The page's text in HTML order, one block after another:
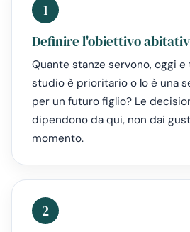
1
Definire l'obiettivo
Quante stanze servono, oggi
studio è prioritario o lo è una
per un futuro figlio? Le
dipendono da qui, non dai
momento.
2